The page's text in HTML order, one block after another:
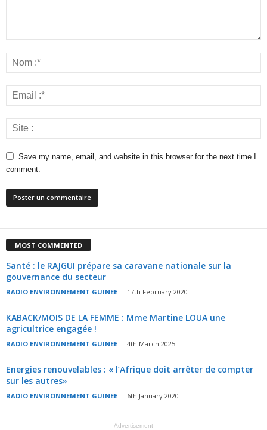
Save my name, email, and website in this browser for the next time I
comment.
MOST COMMENTED
Santé : le RAJGUI prépare sa caravane nationale sur la
gouvernance du secteur
RADIO ENVIRONNEMENT GUINEE - 17th February 2020
KABACK/MOIS DE LA FEMME : Mme Martine LOUA une
agricultrice engagée !
RADIO ENVIRONNEMENT GUINEE - 4th March 2025
Energies renouvelables : « l’Afrique doit arrêter de compter
sur les autres»
RADIO ENVIRONNEMENT GUINEE - 6th January 2020
- Advertisement -